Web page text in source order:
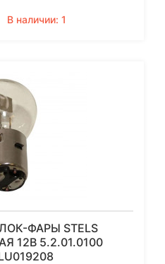
В наличии: 1
ФАРЫ STELS
12В 5.2.01.0100